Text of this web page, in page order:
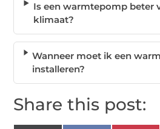
Is een warmtepomp beter
klimaat?
Wanneer moet ik een
installeren?
Share this post: